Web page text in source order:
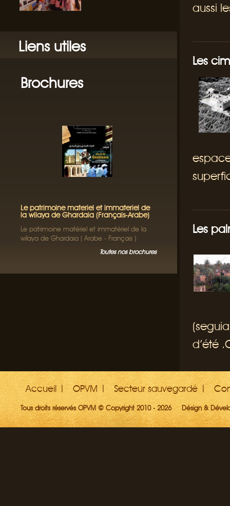
Liens utiles
Brochures
Le patrimoine materiel et immateriel de
la wilaya de Ghardaia (Français-Arabe)
Le patrimoine matériel et immatériel de la
wilaya de Ghardaia ( Arabe - Français )
Toutes nos brochures
aussi
Les
Les
d’été
Accueil OPVM Secteur sauvegardé
Tous droits réservés OPVM © Copyright 2010 - 2026 Désign &